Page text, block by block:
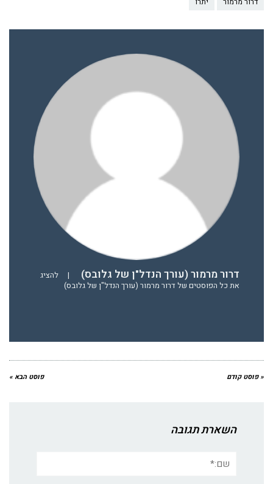
דרור מרמור (עורך הנדל"ן של גלובס) |
להציג
את כל הפוסטים של דרור מרמור (עורך הנדל"ן של גלובס)
« פוסט קודם פוסט הבא »
השארת תגובה